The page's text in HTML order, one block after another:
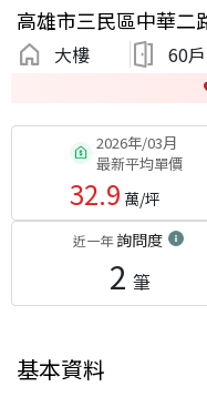
高雄市三民區中華二
大樓 60戶
2026年/03月
最新平均單價
32.9 萬/坪
近一年詢問度
2 筆
基本資料